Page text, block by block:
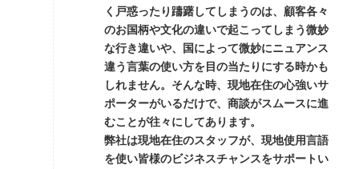
く戸惑ったり躊躇してしまうのは、顧客各々
のお国柄や文化の違いで起こってしまう微妙
な行き違いや、国によって微妙にニュアンス
違う言葉の使い方を目の当たりにする時かも
しれません。そんな時、現地在住の心強いサ
ポーターがいるだけで、商談がスムースに進
むことが往々にしてあります。
弊社は現地在住のスタッフが、現地使用言語
を使い皆様のビジネスチャンスをサポートい